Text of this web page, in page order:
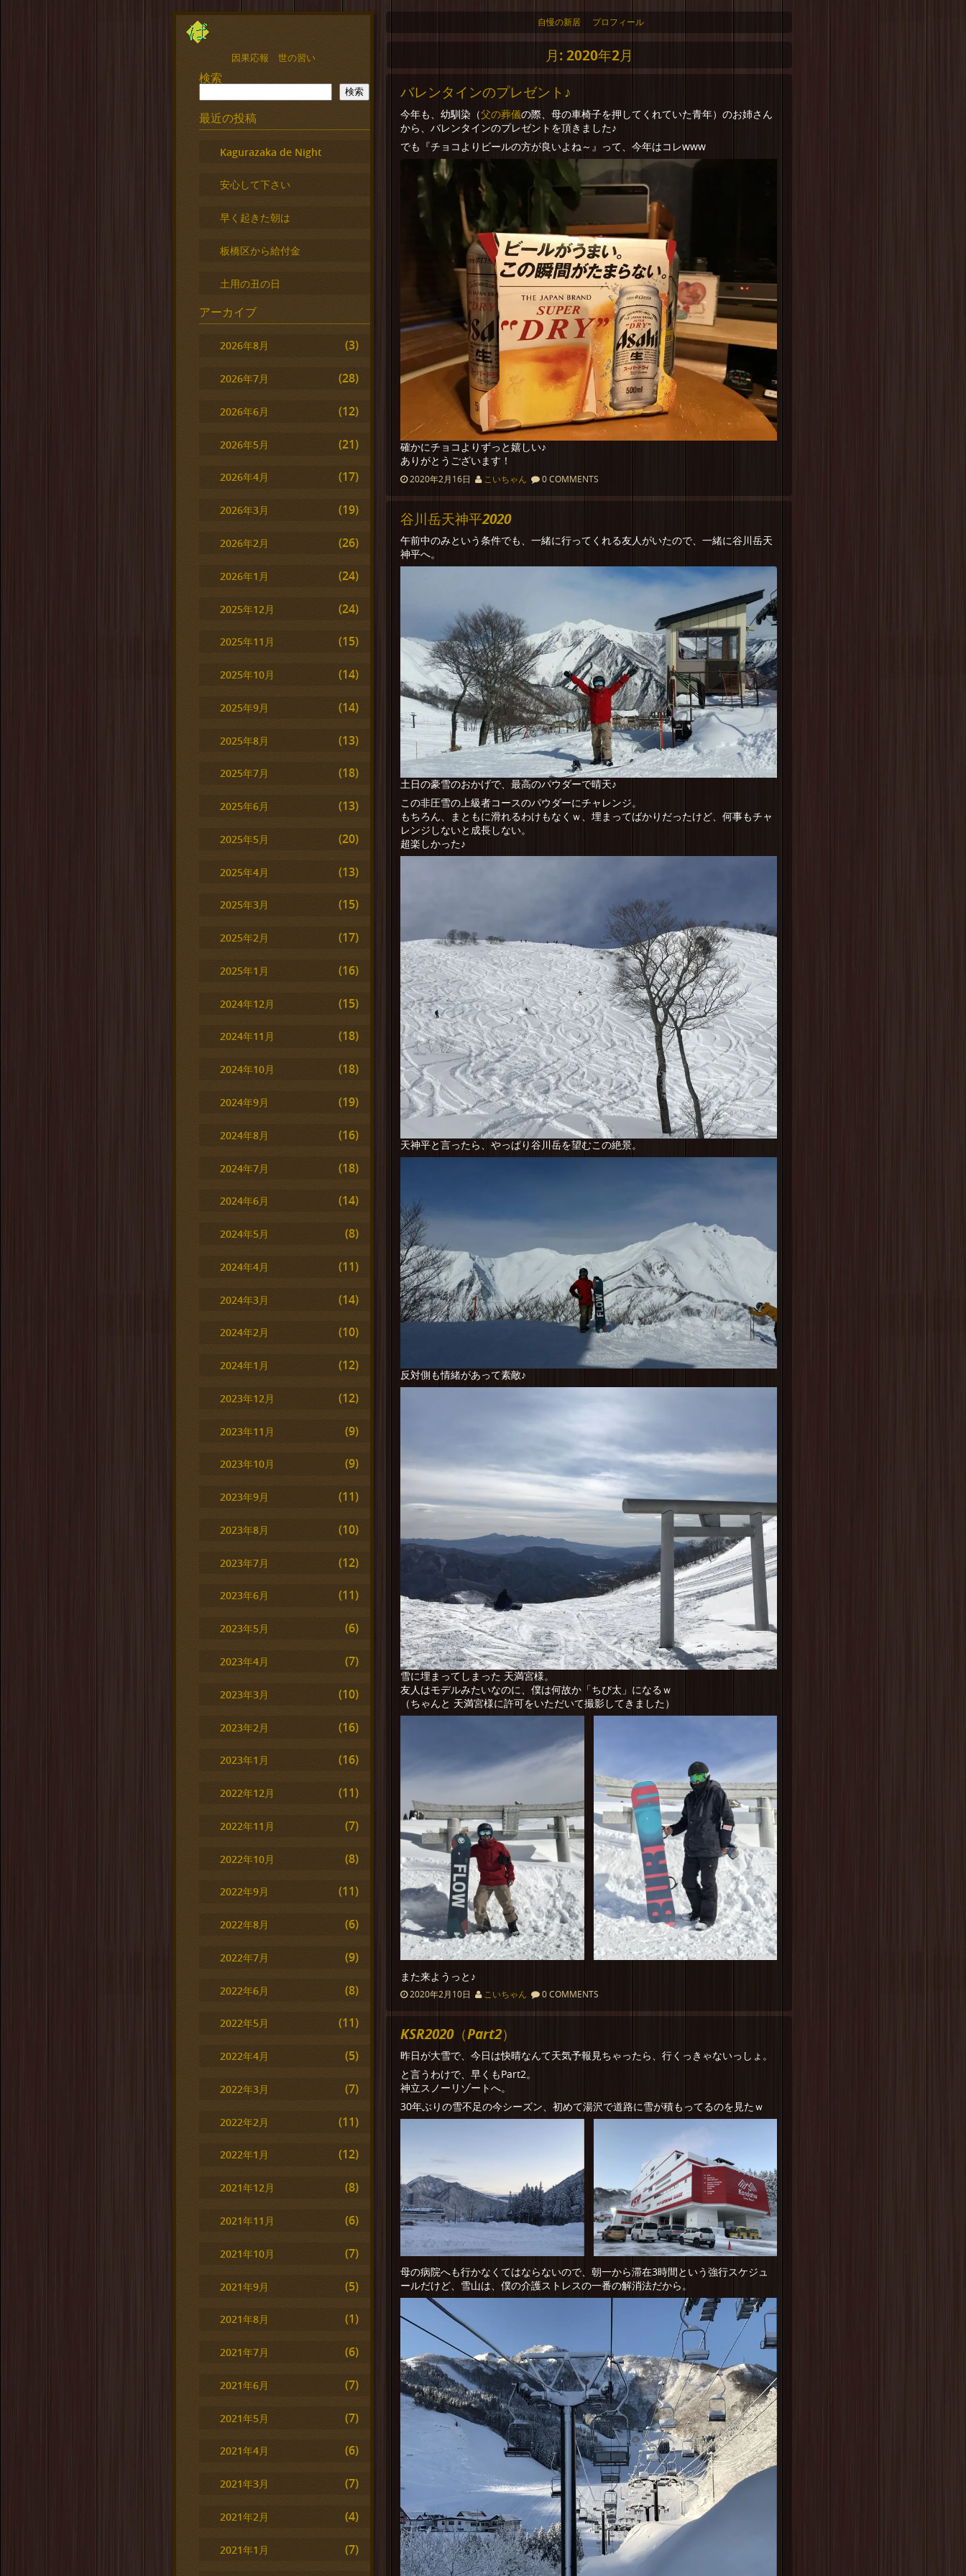
自慢の新居 プロフィール
月:2020年2月
バレンタインのプレゼント♪
今年も、幼馴染（父の葬儀の際、母の車椅子を押してくれていた青年）のお姉さん
から、バレンタインのプレゼントを頂きました♪
でも『チョコよりビールの方が良いよね～』って、今年はコレwww
確かにチョコよりずっと嬉しい♪
ありがとうございます！
2020年2月16日 こいちゃん 0 COMMENTS
谷川岳天神平2020
午前中のみという条件でも、一緒に行ってくれる友人がいたので、一緒に谷川岳天
神平へ。
土日の豪雪のおかげで、最高のパウダーで晴天♪
この非圧雪の上級者コースのパウダーにチャレンジ。
もちろん、まともに滑れるわけもなくｗ、埋まってばかりだったけど、何事もチャ
レンジしないと成長しない。
超楽しかった♪
天神平と言ったら、やっぱり谷川岳を望むこの絶景。
反対側も情緒があって素敵♪
雪に埋まってしまった 天満宮様。
友人はモデルみたいなのに、僕は何故か「ちび太」になるｗ
（ちゃんと 天満宮様に許可をいただいて撮影してきました）
また来ようっと♪
2020年2月10日 こいちゃん 0 COMMENTS
KSR2020（Part2）
昨日が大雪で、今日は快晴なんて天気予報見ちゃったら、行くっきゃないっしょ。
と言うわけで、早くもPart2。
神立スノーリゾートへ。
30年ぶりの雪不足の今シーズン、初めて湯沢で道路に雪が積もってるのを見たｗ
母の病院へも行かなくてはならないので、朝一から滞在3時間という強行スケジュ
ールだけど、雪山は、僕の介護ストレスの一番の解消法だから。
因果応報 世の習い
検索
検索
最近の投稿
Kagurazaka de Night
安心して下さい
早く起きた朝は
板橋区から給付金
土用の丑の日
アーカイブ
2026年8月 (3)
2026年7月 (28)
2026年6月 (12)
2026年5月 (21)
2026年4月 (17)
2026年3月 (19)
2026年2月 (26)
2026年1月 (24)
2025年12月 (24)
2025年11月 (15)
2025年10月 (14)
2025年9月 (14)
2025年8月 (13)
2025年7月 (18)
2025年6月 (13)
2025年5月 (20)
2025年4月 (13)
2025年3月 (15)
2025年2月 (17)
2025年1月 (16)
2024年12月 (15)
2024年11月 (18)
2024年10月 (18)
2024年9月 (19)
2024年8月 (16)
2024年7月 (18)
2024年6月 (14)
2024年5月 (8)
2024年4月 (11)
2024年3月 (14)
2024年2月 (10)
2024年1月 (12)
2023年12月 (12)
2023年11月 (9)
2023年10月 (9)
2023年9月 (11)
2023年8月 (10)
2023年7月 (12)
2023年6月 (11)
2023年5月 (6)
2023年4月 (7)
2023年3月 (10)
2023年2月 (16)
2023年1月 (16)
2022年12月 (11)
2022年11月 (7)
2022年10月 (8)
2022年9月 (11)
2022年8月 (6)
2022年7月 (9)
2022年6月 (8)
2022年5月 (11)
2022年4月 (5)
2022年3月 (7)
2022年2月 (11)
2022年1月 (12)
2021年12月 (8)
2021年11月 (6)
2021年10月 (7)
2021年9月 (5)
2021年8月 (1)
2021年7月 (6)
2021年6月 (7)
2021年5月 (7)
2021年4月 (6)
2021年3月 (7)
2021年2月 (4)
2021年1月 (7)